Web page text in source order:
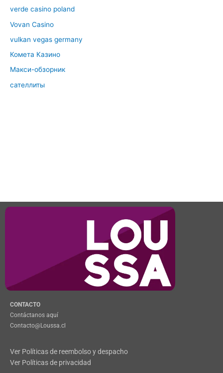
verde casino poland
Vovan Casino
vulkan vegas germany
Комета Казино
Макси-обзорник
сателлиты
CONTACTO
Contáctanos aquí
Contacto@Loussa.cl
Ver Políticas de reembolso y despacho
Ver Políticas de privacidad